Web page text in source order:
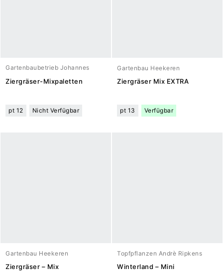
Gartenbaubetrieb Johannes
Meuwesen
Ziergräser-Mixpaletten
pt 12 Nicht Verfügbar
Gartenbau Heekeren
Ziergräser Mix EXTRA
pt 13 Verfügbar
Gartenbau Heekeren
Ziergräser – Mix
Topfpflanzen Andrè Ripkens
Winterland – Mini